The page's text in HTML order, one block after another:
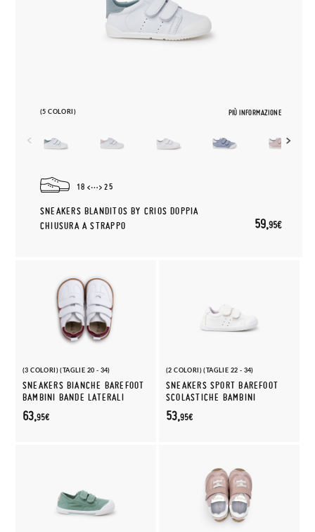
(5 COLORI) PIÙ INFORMAZIONE
18 25
SNEAKERS BLANDITOS BY CRIOS DOPPIA
CHIUSURA A STRAPPO
59,95€
(3 COLORI) (TAGLIE 20 - 34)
SNEAKERS BIANCHE BAREFOOT
BAMBINI BANDE LATERALI
63,95€
(2 COLORI) (TAGLIE 22 - 34)
SNEAKERS SPORT BAREFOOT
SCOLASTICHE BAMBINI
53,95€